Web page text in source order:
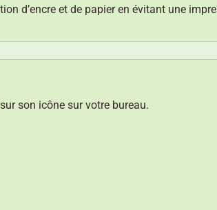
d’encre et de papier en évitant une
son icône sur votre bureau.